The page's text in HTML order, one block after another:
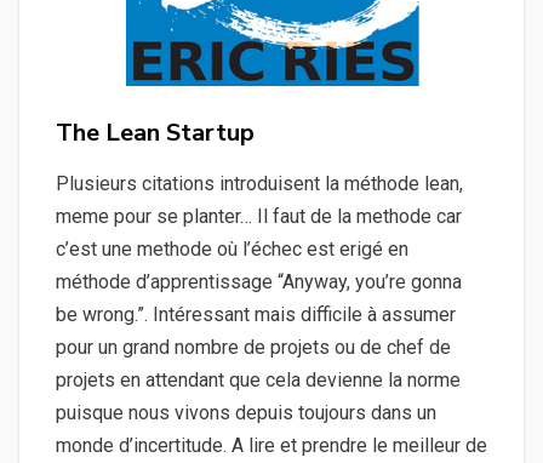
The Lean Startup
Plusieurs citations introduisent la méthode lean,
meme pour se planter… Il faut de la methode car
c’est une methode où l’échec est erigé en
méthode d’apprentissage “Anyway, you’re gonna
be wrong.”. Intéressant mais difficile à assumer
pour un grand nombre de projets ou de chef de
projets en attendant que cela devienne la norme
puisque nous vivons depuis toujours dans un
monde d’incertitude. A lire et prendre le meilleur de